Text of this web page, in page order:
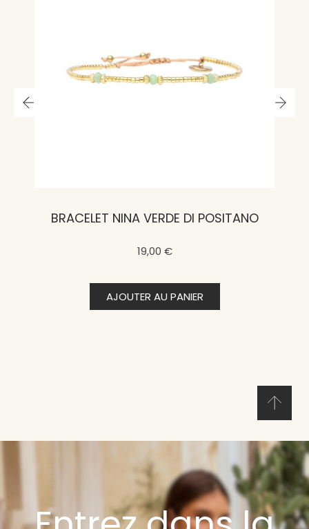
BRACELET NINA VERDE DI POSITANO
19,00 €
AJOUTER AU PANIER